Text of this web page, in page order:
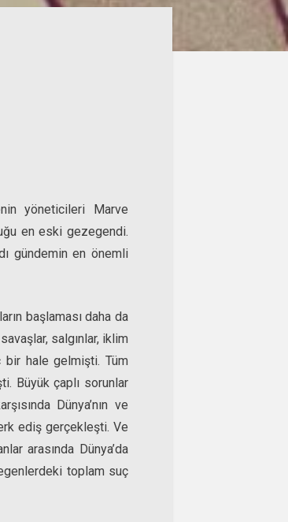
yöneticileri Marve
en eski gezegendi.
gündemin en önemli
başlaması daha da
salgınlar, iklim
bir hale gelmişti. Tüm
Büyük çaplı sorunlar
Dünya’nın ve
ediş gerçekleşti. Ve
arasında Dünya’da
toplam suç